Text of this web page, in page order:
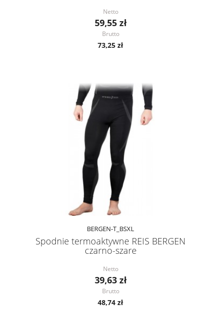
Netto
59,55 zł
Brutto
73,25 zł
BERGEN-T_BSXL
Spodnie termoaktywne REIS BERGEN
czarno-szare
Netto
39,63 zł
Brutto
48,74 zł